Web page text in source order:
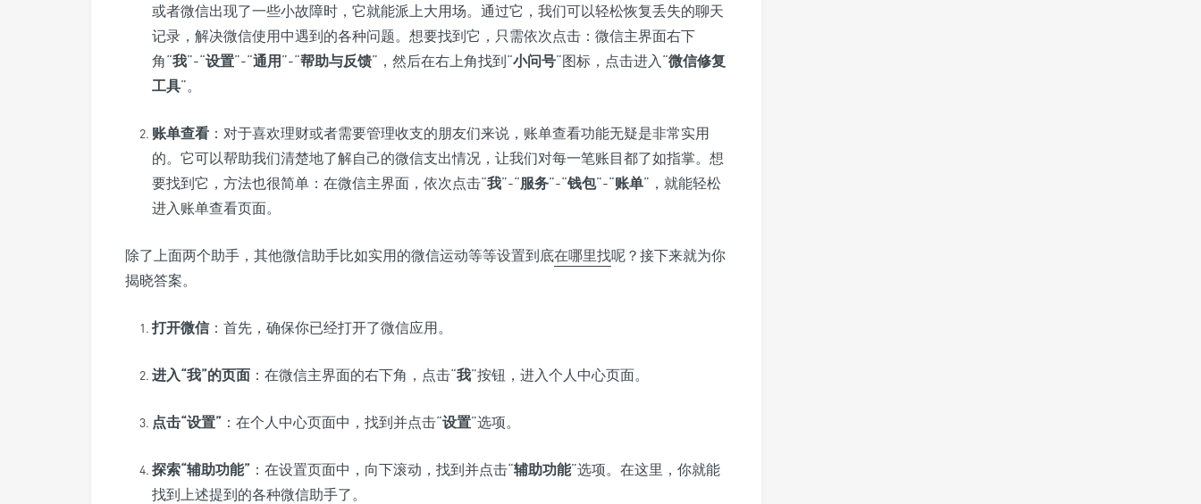
或者微信出现了一些小故障时，它就能派上大用场。通过它，我们可以轻松恢复丢失的聊天
记录，解决微信使用中遇到的各种问题。想要找到它，只需依次点击：微信主界面右下
角“我”-“设置”-“通用”-“帮助与反馈”，然后在右上角找到“小问号”图标，点击进入“微信修复
工具”。
账单查看 ：对于喜欢理财或者需要管理收支的朋友们来说，账单查看功能无疑是非常实用
的。它可以帮助我们清楚地了解自己的微信支出情况，让我们对每一笔账目都了如指掌。想
要找到它，方法也很简单：在微信主界面，依次点击“我”-“服务”-“钱包”-“账单”，就能轻松
进入账单查看页面。
除了上面两个助手，其他微信助手比如实用的微信运动等等设置到底在哪里找呢？接下来就为你
揭晓答案。
打开微信 ：首先，确保你已经打开了微信应用。
进入“我”的页面 ：在微信主界面的右下角，点击“我”按钮，进入个人中心页面。
点击“设置” ：在个人中心页面中，找到并点击“设置”选项。
探索“辅助功能” ：在设置页面中，向下滚动，找到并点击“辅助功能”选项。在这里，你就能
找到上述提到的各种微信助手了。